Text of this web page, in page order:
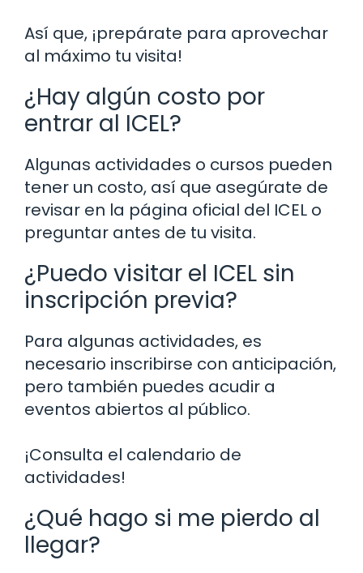
Así que, ¡prepárate para aprovechar
al máximo tu visita!
¿Hay algún costo por
entrar al ICEL?
Algunas actividades o cursos pueden
tener un costo, así que asegúrate de
revisar en la página oficial del ICEL o
preguntar antes de tu visita.
¿Puedo visitar el ICEL sin
inscripción previa?
Para algunas actividades, es
necesario inscribirse con anticipación,
pero también puedes acudir a
eventos abiertos al público.
¡Consulta el calendario de
actividades!
¿Qué hago si me pierdo al
llegar?